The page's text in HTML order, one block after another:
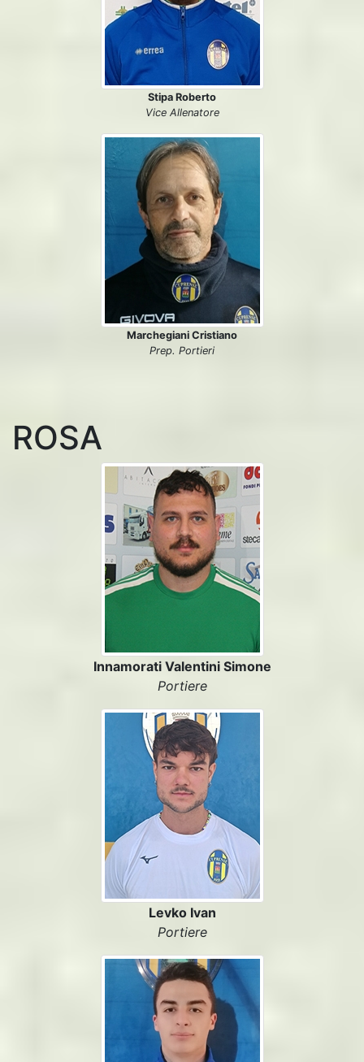
Stipa Roberto
Vice Allenatore
Marchegiani Cristiano
Prep. Portieri
ROSA
Innamorati Valentini Simone
Portiere
Levko Ivan
Portiere